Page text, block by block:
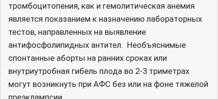
тромбоцитопения, как и гемолитическая анемия
является показанием к назначению лабораторных
тестов, направленных на выявление
антифосфолипидных антител. Необъяснимые
спонтанные аборты на ранних сроках или
внутриутробная гибель плода во 2-3 триметрах
могут возникнуть при АФС без или на фоне тяжелой
преэклампсии.